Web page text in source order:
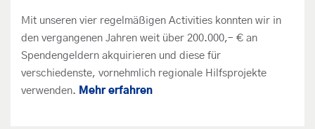
Mit unseren vier regelmäßigen Activities konnten wir in
den vergangenen Jahren weit über 200.000,– € an
Spendengeldern akquirieren und diese für
verschiedenste, vornehmlich regionale Hilfsprojekte
verwenden. Mehr erfahren